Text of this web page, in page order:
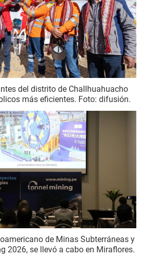
del distrito de Challhuahuacho
más eficientes. Foto: difusión.
de Minas Subterráneas y
2026, se llevó a cabo en Miraflores.